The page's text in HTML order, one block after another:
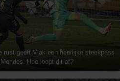
rust geeft Vlak een heerlijke steekpass
Hoe loopt dit af?